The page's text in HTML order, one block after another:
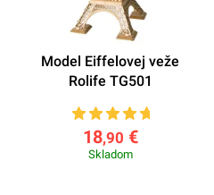
Model Eiffelovej veže
Rolife TG501
18,90 €
Skladom